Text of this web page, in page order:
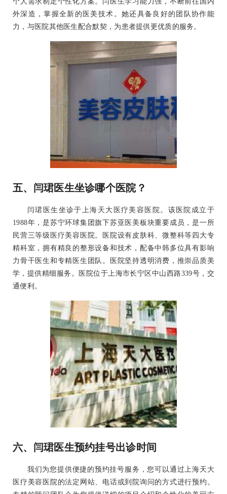
外深造，掌握全新的医美技术。她还具备良好的团队协作能
力，与医院其他医生配合默契，为患者提供更优质的服务。
五、闫珺医生坐诊哪个医院？
闫珺医生坐诊于上海天大医疗美容医院。该医院成立于
1988年，是苏宁环球集团旗下苏亚医美板块重要成员，是一所
民营三等级医疗美容医院。医院设有皮肤科、微整科等四大专
精科室，拥有精良的整形设备和技术，配备中韩多位具有影响
力骨干医生和专精医生团队。医院坚持透明消费，推崇品质美
学，提供精细服务。医院位于上海市长宁区中山西路339号，交
通便利。
六、闫珺医生预约挂号出诊时间
我们为您提供便捷的预约挂号服务，您可以通过上海天大
医疗美容医院的法定网站、电话或到院询问的方式进行预约。